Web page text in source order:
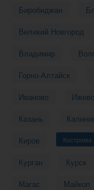
Биробиджан
Великий Новгород
Владимир
Горно-Алтайск
Иваново
Казань
Киров
Кострома
Курган
Курск
Магас
Майкоп